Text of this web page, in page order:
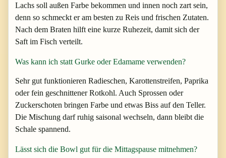
Lachs soll außen Farbe bekommen und innen noch zart sein,
denn so schmeckt er am besten zu Reis und frischen Zutaten.
Nach dem Braten hilft eine kurze Ruhezeit, damit sich der
Saft im Fisch verteilt.
Was kann ich statt Gurke oder Edamame verwenden?
Sehr gut funktionieren Radieschen, Karottenstreifen, Paprika
oder fein geschnittener Rotkohl. Auch Sprossen oder
Zuckerschoten bringen Farbe und etwas Biss auf den Teller.
Die Mischung darf ruhig saisonal wechseln, dann bleibt die
Schale spannend.
Lässt sich die Bowl gut für die Mittagspause mitnehmen?